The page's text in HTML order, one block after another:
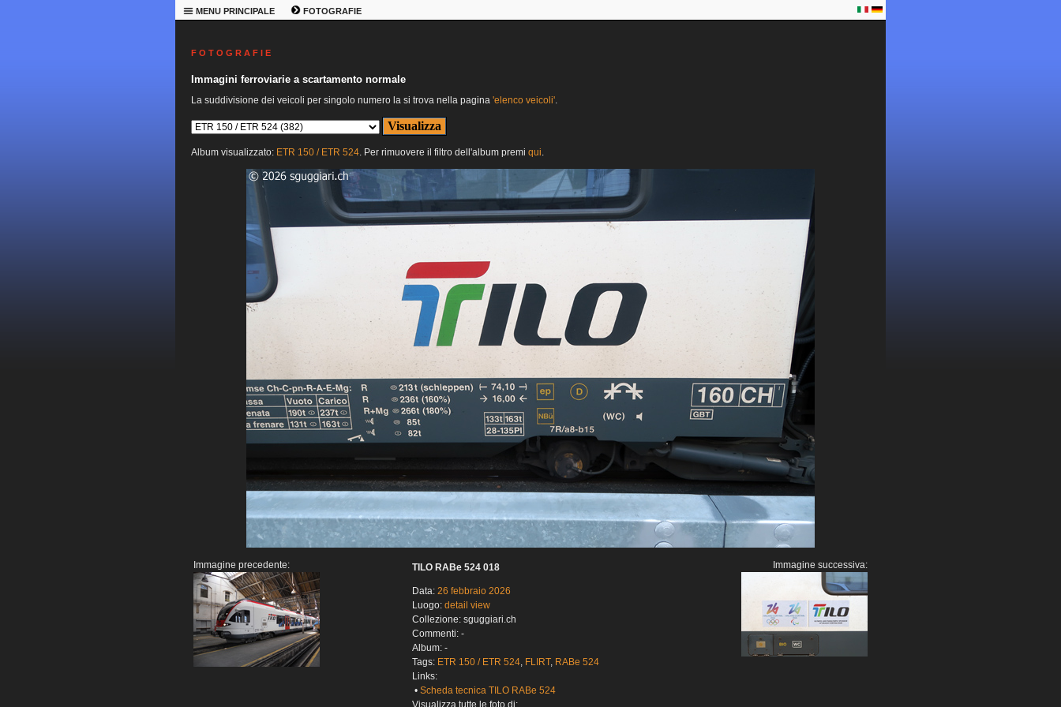
MENU PRINCIPALE FOTOGRAFIE
F O T O G R A F I E
Immagini ferroviarie a scartamento normale
La suddivisione dei veicoli per singolo numero la si trova nella pagina 'elenco veicoli'.
Album visualizzato: ETR 150 / ETR 524. Per rimuovere il filtro dell'album premi qui.
Immagine precedente: TILO RABe 524 018
Data: 26 febbraio 2026
Luogo: detail view
Collezione: sguggiari.ch
Commenti: -
Album: -
Tags: ETR 150 / ETR 524, FLIRT, RABe 524
Links:
• Scheda tecnica TILO RABe 524
Immagine successiva: